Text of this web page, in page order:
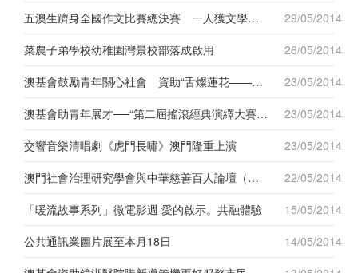
五澳生躋身全國作文比賽總決賽 一人獲文學之星提名獎
29/05/2014
菜農子弟學校幼稚園灣景校部落成啟用
26/05/2014
澳基會鼓勵青年關心社會 資助“舌燦蓮花——青年圓桌2014”讓青年發聲
23/05/2014
澳基會助青年展才──“第二屆搖滾經典演繹大賽”決賽將於下月五日舉行
23/05/2014
交響音樂清唱劇《虎門長嘯》澳門隆重上演
23/05/2014
澳門社會治理研究學會與中華慈善百人論壇（北京）合辦“慈善與博彩”論壇
22/05/2014
「暖流故事系列」微電影週 愛的啟示。共融體驗
15/05/2014
公共通訊業圖片展至本月18日
14/05/2014